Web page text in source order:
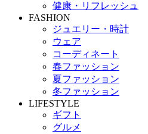
健康・リフレッシュ
FASHION
ジュエリー・時計
ウェア
コーディネート
春ファッション
夏ファッション
冬ファッション
LIFESTYLE
ギフト
グルメ